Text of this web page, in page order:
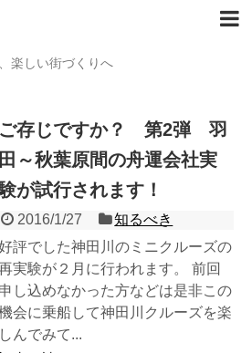
楽しい街づくりへ
ご存じですか？ 第2弾 羽
田～秋葉原間の舟運会社実
が試行されます！
2016/1/27
知るべき
評でした神田川のミニクルーズの
実験が２月に行われます。 前回
申し込めなかった方などは是非この
会に乗船して神田川クルーズを楽
しんでみて...